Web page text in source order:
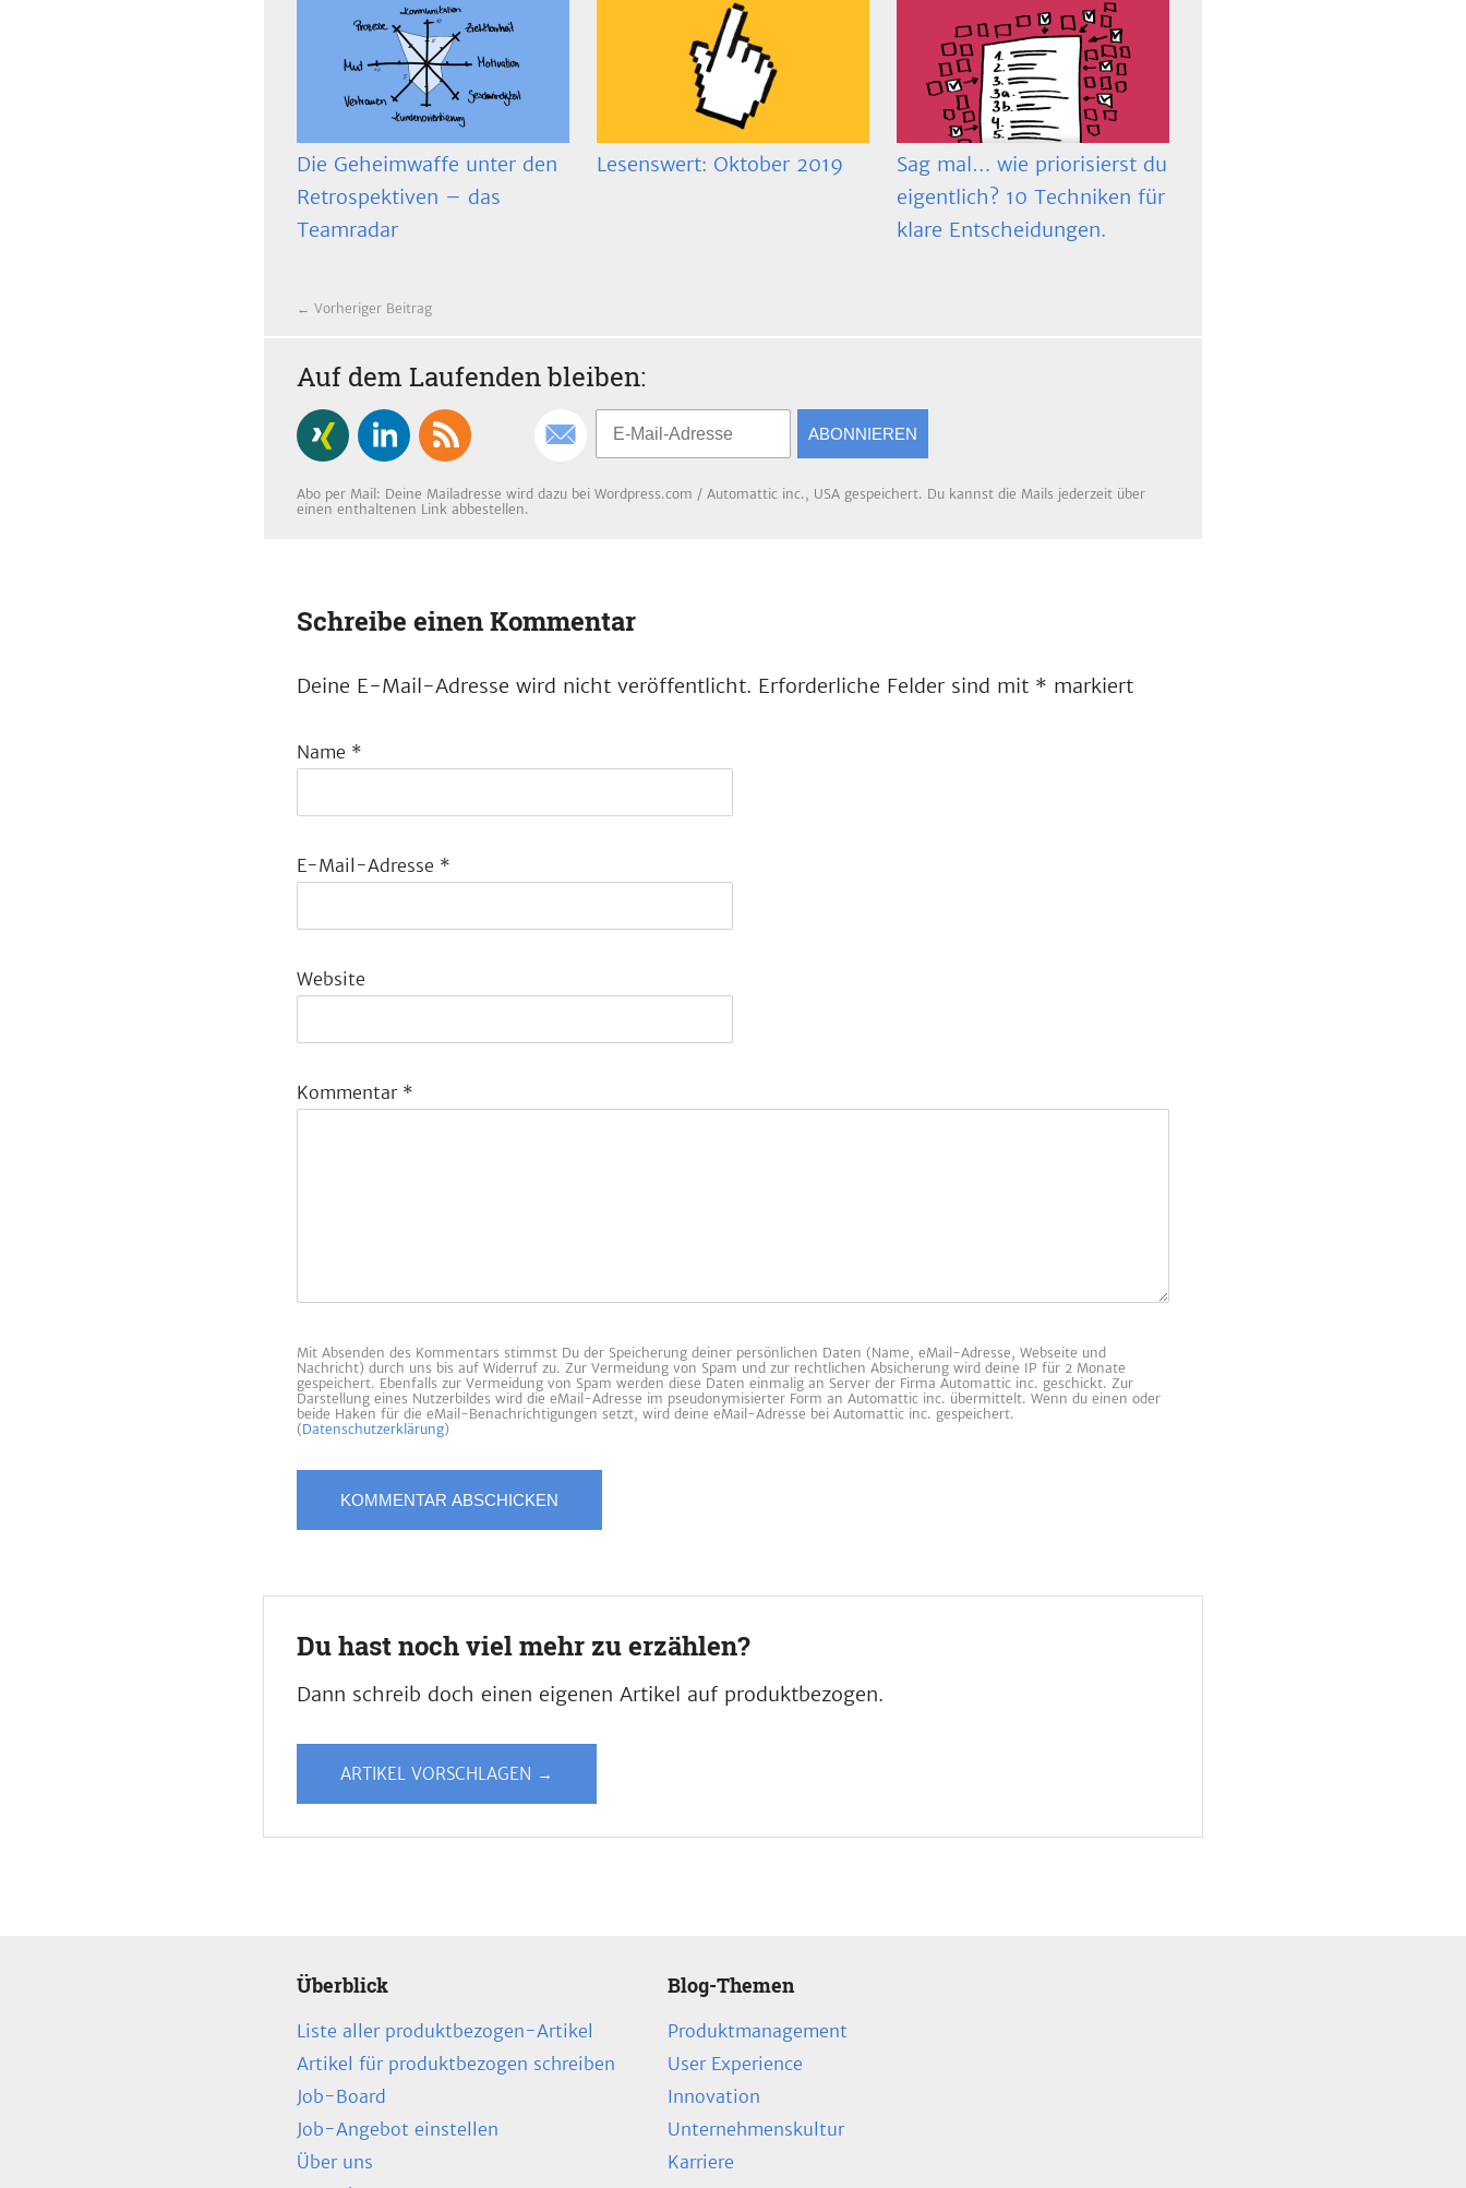
Die Geheimwaffe unter den
Retrospektiven – das
Teamradar
Lesenswert: Oktober 2019
Sag mal… wie priorisierst du
eigentlich? 10 Techniken für
klare Entscheidungen.
← Vorheriger Beitrag
Auf dem Laufenden bleiben:
ABONNIEREN
Abo per Mail: Deine Mailadresse wird dazu bei Wordpress.com / Automattic inc., USA gespeichert. Du kannst die Mails jederzeit über
einen enthaltenen Link abbestellen.
Schreibe einen Kommentar
Deine E-Mail-Adresse wird nicht veröffentlicht. Erforderliche Felder sind mit * markiert
Name *
E-Mail-Adresse *
Website
Kommentar *
Mit Absenden des Kommentars stimmst Du der Speicherung deiner persönlichen Daten (Name, eMail-Adresse, Webseite und
Nachricht) durch uns bis auf Widerruf zu. Zur Vermeidung von Spam und zur rechtlichen Absicherung wird deine IP für 2 Monate
gespeichert. Ebenfalls zur Vermeidung von Spam werden diese Daten einmalig an Server der Firma Automattic inc. geschickt. Zur
Darstellung eines Nutzerbildes wird die eMail-Adresse im pseudonymisierter Form an Automattic inc. übermittelt. Wenn du einen oder
beide Haken für die eMail-Benachrichtigungen setzt, wird deine eMail-Adresse bei Automattic inc. gespeichert.
(Datenschutzerklärung)
Du hast noch viel mehr zu erzählen?
Dann schreib doch einen eigenen Artikel auf produktbezogen.
ARTIKEL VORSCHLAGEN →
Überblick
Liste aller produktbezogen-Artikel
Artikel für produktbezogen schreiben
Job-Board
Job-Angebot einstellen
Über uns
Blog-Themen
Produktmanagement
User Experience
Innovation
Unternehmenskultur
Karriere